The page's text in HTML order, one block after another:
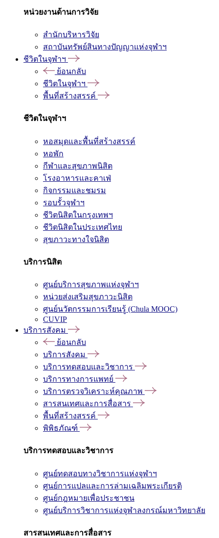
หน่วยงานด้านการวิจัย
สำนักบริหารวิจัย
สถาบันทรัพย์สินทางปัญญาแห่งจุฬาฯ
ชีวิตในจุฬาฯ
ย้อนกลับ
ชีวิตในจุฬาฯ
พื้นที่สร้างสรรค์
ชีวิตในจุฬาฯ
หอสมุดและพื้นที่สร้างสรรค์
หอพัก
กีฬาและสุขภาพนิสิต
โรงอาหารและคาเฟ่
กิจกรรมและชมรม
รอบรั้วจุฬาฯ
ชีวิตนิสิตในกรุงเทพฯ
ชีวิตนิสิตในประเทศไทย
สุขภาวะทางใจนิสิต
บริการนิสิต
ศูนย์บริการสุขภาพแห่งจุฬาฯ
หน่วยส่งเสริมสุขภาวะนิสิต
ศูนย์นวัตกรรมการเรียนรู้ (Chula MOOC)
CUVIP
บริการสังคม
ย้อนกลับ
บริการสังคม
บริการทดสอบและวิชาการ
บริการทางการแพทย์
บริการตรวจวิเคราะห์คุณภาพ
สารสนเทศและการสื่อสาร
พื้นที่สร้างสรรค์
พิพิธภัณฑ์
บริการทดสอบและวิชาการ
ศูนย์ทดสอบทางวิชาการแห่งจุฬาฯ
ศูนย์การแปลและการล่ามเฉลิมพระเกียรติ
ศูนย์กฎหมายเพื่อประชาชน
ศูนย์บริการวิชาการแห่งจุฬาลงกรณ์มหาวิทยาลัย
สารสนเทศและการสื่อสาร